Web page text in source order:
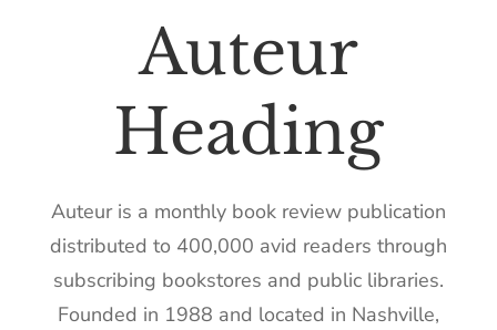
Auteur
Heading
Auteur is a monthly book review publication
distributed to 400,000 avid readers through
subscribing bookstores and public libraries.
Founded in 1988 and located in Nashville,